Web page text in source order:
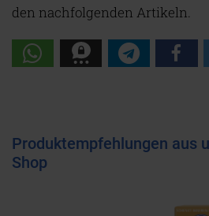
den nachfolgenden Artikeln.
Produktempfehlungen aus
Shop